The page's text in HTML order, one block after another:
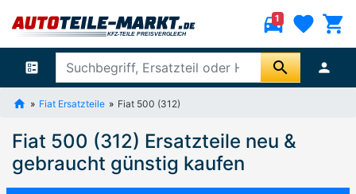
directions_car
1 favorite shopping_cart
ballot search person
Fiat Ersatzteile Fiat 500 (312)
Fiat 500 (312) Ersatzteile neu &
gebraucht günstig kaufen